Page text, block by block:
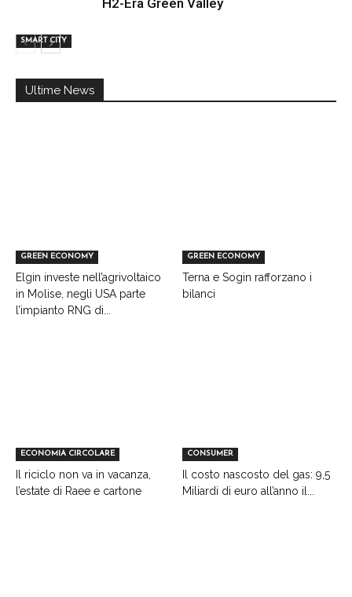
SMART CITY
H2-Era Green Valley
Ultime News
GREEN ECONOMY
Elgin investe nell’agrivoltaico
in Molise, negli USA parte
l’impianto RNG di...
GREEN ECONOMY
Terna e Sogin rafforzano i
bilanci
ECONOMIA CIRCOLARE
Il riciclo non va in vacanza,
l’estate di Raee e cartone
CONSUMER
Il costo nascosto del gas: 9,5
Miliardi di euro all’anno il...